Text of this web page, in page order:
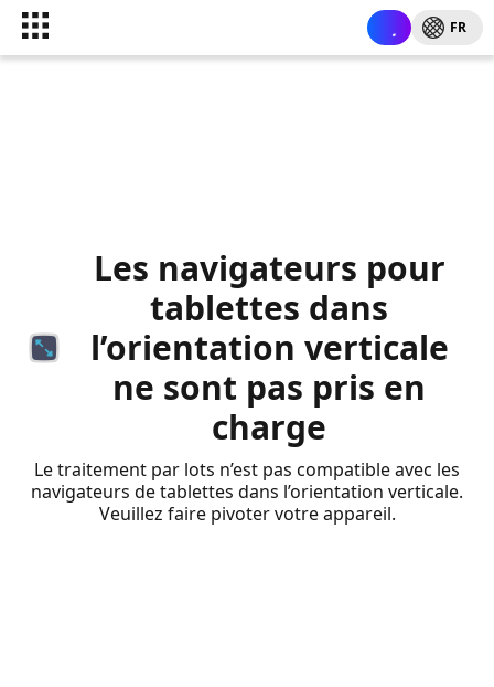
FR
Les navigateurs pour
tablettes dans
l’orientation verticale
ne sont pas pris en
charge
Le traitement par lots n’est pas compatible avec les
navigateurs de tablettes dans l’orientation verticale.
Veuillez faire pivoter votre appareil.